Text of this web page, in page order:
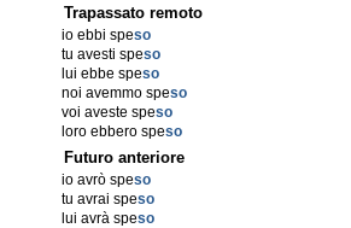
Trapassato remoto
io ebbi speso
tu avesti speso
lui ebbe speso
noi avemmo speso
voi aveste speso
loro ebbero speso
Futuro anteriore
io avrò speso
tu avrai speso
lui avrà speso